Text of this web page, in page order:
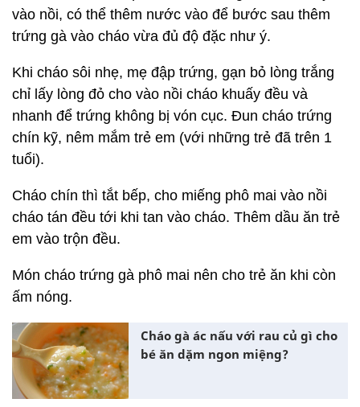
vào nồi, có thể thêm nước vào để bước sau thêm
trứng gà vào cháo vừa đủ độ đặc như ý.
Khi cháo sôi nhẹ, mẹ đập trứng, gạn bỏ lòng trắng
chỉ lấy lòng đỏ cho vào nồi cháo khuấy đều và
nhanh để trứng không bị vón cục. Đun cháo trứng
chín kỹ, nêm mắm trẻ em (với những trẻ đã trên 1
tuổi).
Cháo chín thì tắt bếp, cho miếng phô mai vào nồi
cháo tán đều tới khi tan vào cháo. Thêm dầu ăn trẻ
em vào trộn đều.
Món cháo trứng gà phô mai nên cho trẻ ăn khi còn
ấm nóng.
Cháo gà ác nấu với rau củ gì cho
bé ăn dặm ngon miệng?